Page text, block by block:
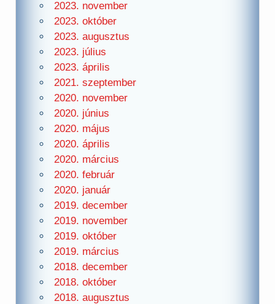
2023. november
2023. október
2023. augusztus
2023. július
2023. április
2021. szeptember
2020. november
2020. június
2020. május
2020. április
2020. március
2020. február
2020. január
2019. december
2019. november
2019. október
2019. március
2018. december
2018. október
2018. augusztus